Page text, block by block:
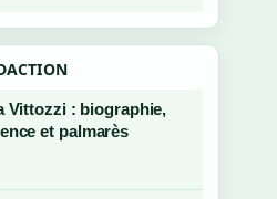
Vittozzi : biographie,
et palmarès